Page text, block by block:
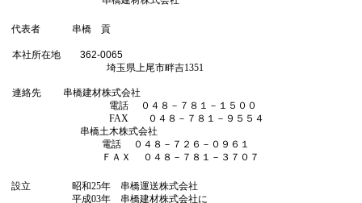
代表者 串橋 貢
本社所在地 362-0065
埼玉県上尾市畔吉1351
連絡先 串橋建材株式会社
電話 ０４８－７８１－１５００
FAX ０４８－７８１－９５５４
串橋土木株式会社
電話 ０４８－７２６－０９６１
ＦＡＸ ０４８－７８１－３７０７
設立
昭和25年 串橋運送株式会社
平成03年 串橋建材株式会社に